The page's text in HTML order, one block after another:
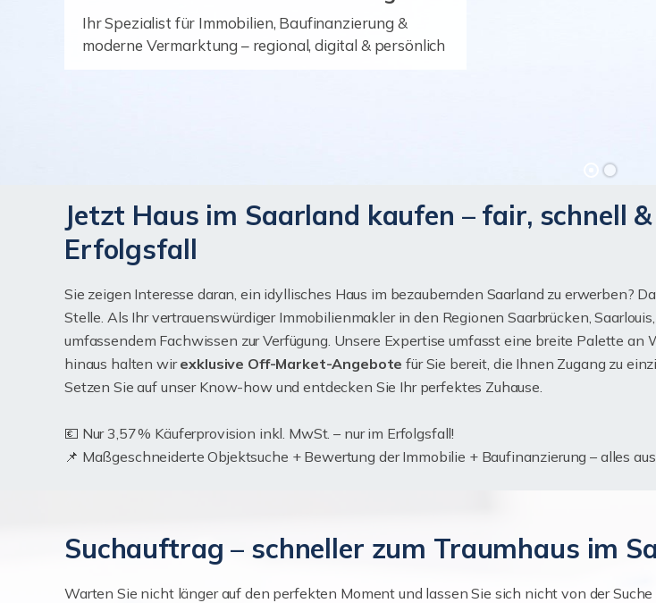
Ihr Spezialist für Immobilien, Baufinanzierung &
moderne Vermarktung – regional, digital & persönlich
Jetzt Haus im Saarland kaufen – fair, schnell
Erfolgsfall
Sie zeigen Interesse daran, ein idyllisches Haus im bezaubernden Saarland zu erwerben?
Stelle. Als Ihr vertrauenswürdiger Immobilienmakler in den Regionen Saarbrücken,
umfassendem Fachwissen zur Verfügung. Unsere Expertise umfasst eine breite Palette
hinaus halten wirexklusive Off-Market-Angebote für Sie bereit, die Ihnen Zugang zu
Setzen Sie auf unser Know-how und entdecken Sie Ihr perfektes Zuhause.
💶 Nur 3,57 % Käuferprovision inkl. MwSt. – nur im Erfolgsfall!
📌 Maßgeschneiderte Objektsuche + Bewertung der Immobilie + Baufinanzierung – alles
Suchauftrag – schneller zum Traumhaus im
Warten Sie nicht länger auf den perfekten Moment und lassen Sie sich nicht von der